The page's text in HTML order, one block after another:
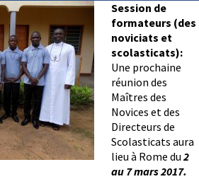
Session de
formateurs (des
noviciats et
scolasticats):
Une prochaine
réunion des
Maîtres des
Novices et des
Directeurs de
Scolasticats aura
lieu à Rome du2
au 7 mars 2017.